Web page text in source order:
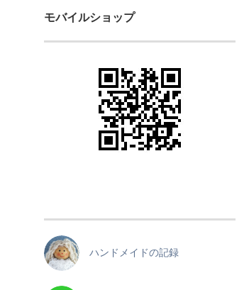
モバイルショップ
ハンドメイドの記録